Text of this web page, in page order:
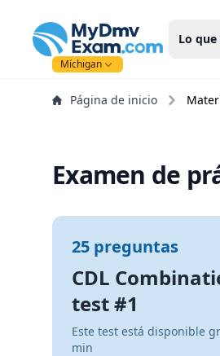
mydmvexam.com
Míchigan
Lo
Página de inicio
Examen de
25 preguntas
CDL
test #1
Este test está disponible
min